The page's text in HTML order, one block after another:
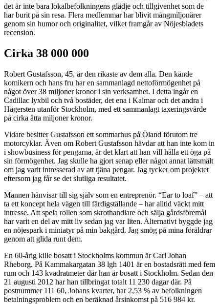
det är inte bara lokalbefolkningens glädje och tillgivenhet som de
har burit på sin resa. Flera medlemmar har blivit mångmiljonärer
genom sin humor och originalitet, vilket framgår av Nöjesbladets
recension.
Cirka 38 000 000
Robert Gustafsson, 45, är den rikaste av dem alla. Den kände
komikern och hans fru har en sammanlagd nettoförmögenhet på
något över 38 miljoner kronor i sin verksamhet. I detta ingår en
Cadillac lyxbil och två bostäder, det ena i Kalmar och det andra i
Hägersten utanför Stockholm, med ett sammanlagt taxeringsvärde
på cirka åtta miljoner kronor.
Vidare besitter Gustafsson ett sommarhus på Öland förutom tre
motorcyklar. Även om Robert Gustafsson hävdar att han inte kom in
i showbusiness för pengarna, är det klart att han vill hålla ett öga på
sin förmögenhet. Jag skulle ha gjort senap eller något annat lättsmält
om jag varit intresserad av att tjäna pengar. Jag tycker om projektet
eftersom jag får se det slutliga resultatet.
Mannen hänvisar till sig själv som en entreprenör. “Ear to loaf” – att
ta ett koncept hela vägen till färdigställande – har alltid väckt mitt
intresse. Att spela rollen som skrothandlare och sälja gårdsföremål
har varit en del av mitt liv sedan jag var liten. Alternativt byggde jag
en nöjespark i miniatyr på min bakgård. Jag smög på mina föräldrar
genom att glida runt dem.
En 60-årig kille bosatt i Stockholms kommun är Carl Johan
Rheborg. På Kammakargatan 38 lgh 1401 är en bostadsrätt med fem
rum och 143 kvadratmeter där han är bosatt i Stockholm. Sedan den
21 augusti 2012 har han tillbringat totalt 11 230 dagar där. På
postnummer 111 60, Johans kvarter, har 2,53 % av befolkningen
betalningsproblem och en beräknad årsinkomst på 516 984 kr.